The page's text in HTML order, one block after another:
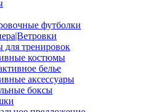
футболки
тренировок
костюмы
белье
аксессуары
боксы